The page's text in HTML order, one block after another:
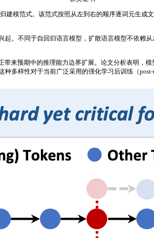
建模范式。该范式按照从左到右的顺序逐词元生
。不同于自回归语言模型，扩散语言模型不依赖
来预期中的推理能力边界扩展。论文分析表明，
多样性对于当前广泛采用的强化学习后训练（post-